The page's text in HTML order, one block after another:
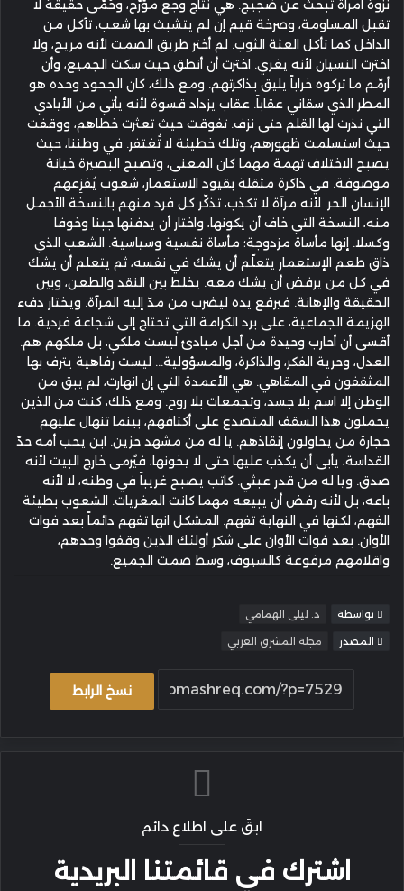
نزوة امرأة تبحث عن ضجيج. هي نتاج وجع مؤرَّخ، وحُمّى حقيقة لا
تقبل المساومة، وصرخة قيم إن لم يتشبث بها شعب، تآكل من
الداخل كما تأكل العثة الثوب. لم أختر طريق الصمت لأنه مريح، ولا
اخترت النسيان لأنه يغري. اخترت أن أنطق حيث سكت الجميع، وأن
أرمّم ما تركوه خراباً يليق بذاكرتهم. ومع ذلك، كان الجحود وحده هو
المطر الذي سقاني عقاباً. عقاب يزداد قسوة لأنه يأتي من الأيادي
التي نذرت لها القلم حتى نزف. تفوقت حيث تعثرت خطاهم، ووقفت
حيث استسلمت ظهورهم، وتلك خطيئة لا تُغتفر. في وطننا، حيث
يصبح الاختلاف تهمة مهما كان المعنى، وتصبح البصيرة خيانة
موصوفة. في ذاكرة مثقلة بقيود الاستعمار، شعوب يُفزِعهم
الإنسان الحر. لأنه مرآة لا تكذب، تذكّر كل فرد منهم بالنسخة الأجمل
منه، النسخة التي خاف أن يكونها، واختار أن يدفنها جبنا وخوفا
وكسلا. إنها مأساة مزدوجة؛ مأساة نفسية وسياسية. الشعب الذي
ذاق طعم الإستعمار يتعلّم أن يشك في نفسه، ثم يتعلم أن يشك
في كل من يرفض أن يشك معه. يخلط بين النقد والطعن، وبين
الحقيقة والإهانة. فيرفع يده ليضرب من مدّ إليه المرآة. ويختار دفء
الهزيمة الجماعية، على برد الكرامة التي تحتاج إلى شجاعة فردية. ما
أقسى أن أحارب وحيدة من أجل مبادئ ليست ملكي، بل ملكهم هم.
العدل، وحرية الفكر، والذاكرة، والمسؤولية... ليست رفاهية يترف بها
المثقفون في المقاهي. هي الأعمدة التي إن انهارت، لم يبق من
الوطن إلا اسم بلا جسد، وتجمعات بلا روح. ومع ذلك، كنت من الذين
يحملون هذا السقف المتصدع على أكتافهم، بينما تنهال عليهم
حجارة من يحاولون إنقاذهم. يا له من مشهد حزين. ابن يحب أمه حدّ
القداسة، يأبى أن يكذب عليها حتى لا يخونها، فيُرمى خارج البيت لأنه
صدق. ويا له من قدر عبثي. كاتب يصبح غريباً في وطنه، لا لأنه
باعه، بل لأنه رفض أن يبيعه مهما كانت المغريات. الشعوب بطيئة
الفهم، لكنها في النهاية تفهم. المشكل انها تفهم دائماً بعد فوات
الأوان. بعد فوات الأوان على شكر أولئك الذين وقفوا وحدهم،
واقلامهم مرفوعة كالسيوف، وسط صمت الجميع.
بواسطة د. ليلى الهمامي
المصدر مجلة المشرق العربي
نسخ الرابط
ابقَ على اطلاع دائم
اشترك في قائمتنا البريدية